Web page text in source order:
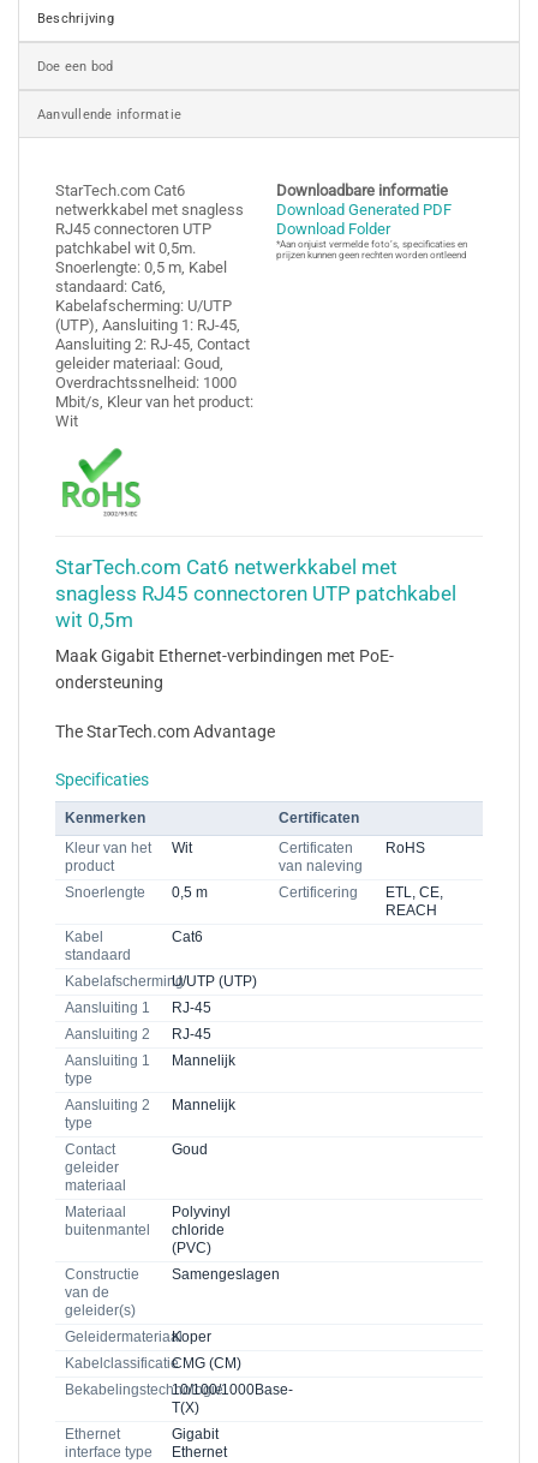
Beschrijving
Doe een bod
Aanvullende informatie
StarTech.com Cat6
netwerkkabel met snagless
RJ45 connectoren UTP
patchkabel wit 0,5m.
Snoerlengte: 0,5 m, Kabel
standaard: Cat6,
Kabelafscherming: U/UTP
(UTP), Aansluiting 1: RJ-45,
Aansluiting 2: RJ-45, Contact
geleider materiaal: Goud,
Overdrachtssnelheid: 1000
Mbit/s, Kleur van het product:
Wit
Downloadbare informatie
Download Generated PDF
Download Folder
*Aan onjuist vermelde foto’s, specificaties en
prijzen kunnen geen rechten worden ontleend
StarTech.com Cat6 netwerkkabel met
snagless RJ45 connectoren UTP patchkabel
wit 0,5m
Maak Gigabit Ethernet-verbindingen met PoE-
ondersteuning
The StarTech.com Advantage
Specificaties
Kenmerken
Certificaten
Kleur van het
product
Wit
Certificaten
van naleving
RoHS
Snoerlengte 0,5 m Certificering
ETL, CE,
REACH
Kabel
standaard
Cat6
KabelafschermingU/UTP (UTP)
Aansluiting 1
RJ-45
Aansluiting 2
RJ-45
Aansluiting 1
type
Mannelijk
Aansluiting 2
type
Mannelijk
Contact
geleider
materiaal
Goud
Materiaal
buitenmantel
Polyvinyl
chloride
(PVC)
Constructie
van de
geleider(s)
Samengeslagen
GeleidermateriaalKoper
KabelclassificatieCMG (CM)
Bekabelingstechnologie10/100/1000Base-
T(X)
Ethernet
interface type
Gigabit
Ethernet